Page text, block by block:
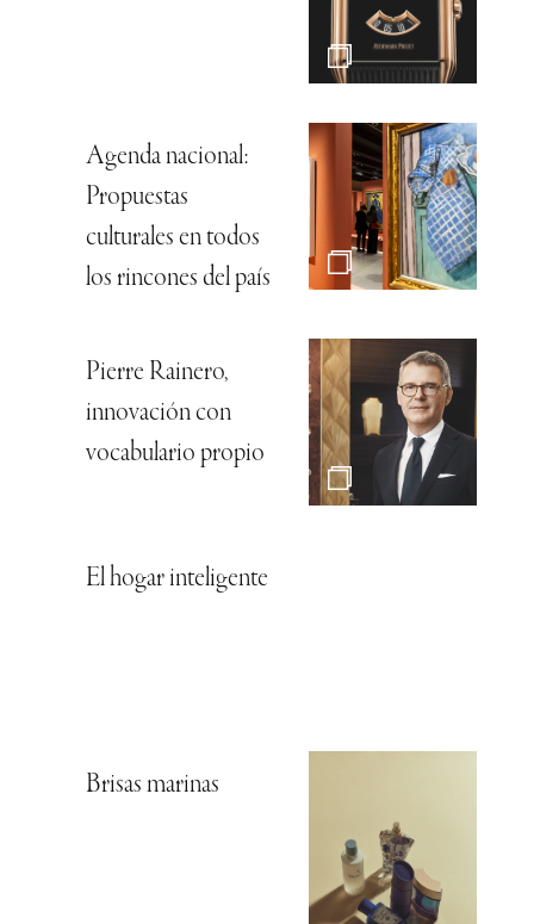
Agenda nacional:
Propuestas
culturales en todos
los rincones del país
Pierre Rainero,
innovación con
vocabulario propio
El hogar inteligente
Brisas marinas